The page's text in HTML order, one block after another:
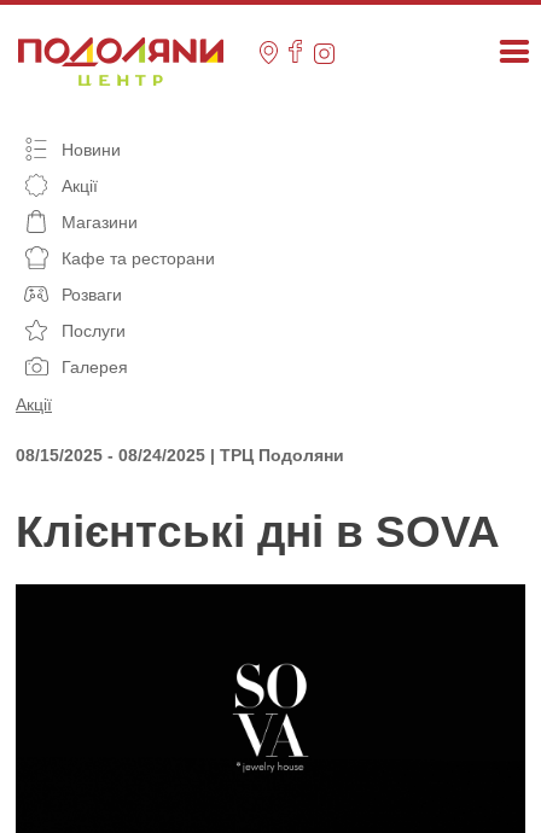
content
Новини
Акції
Магазини
Кафе та ресторани
Розваги
Послуги
Галерея
Акції
08/15/2025 - 08/24/2025 | ТРЦ Подоляни
Клієнтські дні в SOVA